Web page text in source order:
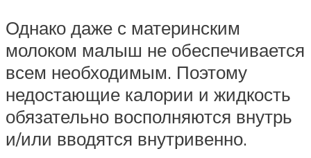
Однако даже с материнским
молоком малыш не обеспечивается
всем необходимым. Поэтому
недостающие калории и жидкость
обязательно восполняются внутрь
и/или вводятся внутривенно.